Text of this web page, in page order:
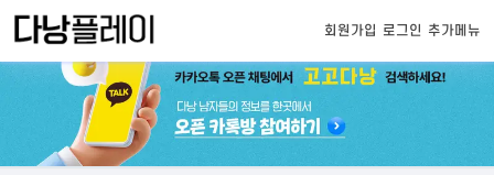
회원가입 로그인 추가메뉴